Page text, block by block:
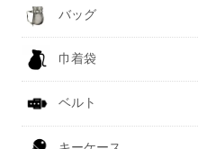
バッグ
巾着袋
ベルト